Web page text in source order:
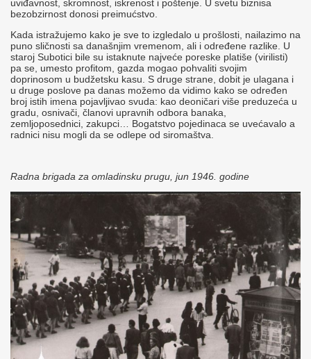
uviđavnost, skromnost, iskrenost i poštenje. U svetu biznisa
bezobzirnost donosi preimućstvo.
Kada istražujemo kako je sve to izgledalo u prošlosti, nailazimo na
puno sličnosti sa današnjim vremenom, ali i određene razlike. U
staroj Subotici bile su istaknute najveće poreske platiše (virilisti)
pa se, umesto profitom, gazda mogao pohvaliti svojim
doprinosom u budžetsku kasu. S druge strane, dobit je ulagana i
u druge poslove pa danas možemo da vidimo kako se određen
broj istih imena pojavljivao svuda: kao deoničari više preduzeća u
gradu, osnivači, članovi upravnih odbora banaka,
zemljoposednici, zakupci… Bogatstvo pojedinaca se uvećavalo a
radnici nisu mogli da se odlepe od siromaštva.
Radna brigada za omladinsku prugu, jun 1946. godine